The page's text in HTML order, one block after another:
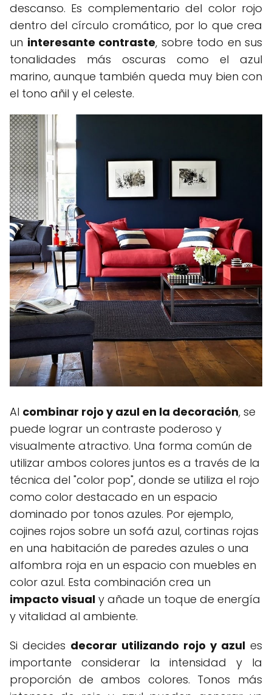
descanso. Es complementario del color rojo
dentro del círculo cromático, por lo que crea
un interesante contraste, sobre todo en sus
tonalidades más oscuras como el azul
marino, aunque también queda muy bien con
el tono añil y el celeste.
Al combinar rojo y azul en la decoración, se
puede lograr un contraste poderoso y
visualmente atractivo. Una forma común de
utilizar ambos colores juntos es a través de la
técnica del "color pop", donde se utiliza el rojo
como color destacado en un espacio
dominado por tonos azules. Por ejemplo,
cojines rojos sobre un sofá azul, cortinas rojas
en una habitación de paredes azules o una
alfombra roja en un espacio con muebles en
color azul. Esta combinación crea un
impacto visual y añade un toque de energía
y vitalidad al ambiente.
Si decides decorar utilizando rojo y azul es
importante considerar la intensidad y la
proporción de ambos colores. Tonos más